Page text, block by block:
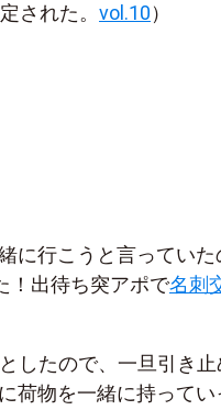
された。 vol.10）
に行こうと言っていた
！出待ち突アポで名刺
したので、一旦引き止
荷物を一緒に持ってい